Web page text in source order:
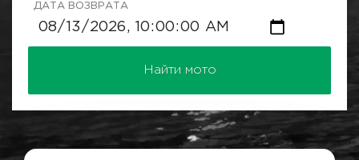
ДАТА ВОЗВРАТА
Найти мото